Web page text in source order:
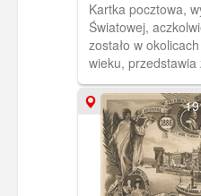
Kartka pocztowa,
Światowej,
zostało w
wieku,
Żuraw.